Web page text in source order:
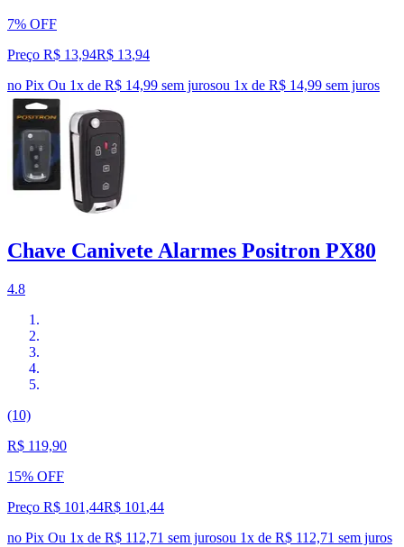
7% OFF
Preço R$ 13,94R$ 13,94
no Pix Ou 1x de R$ 14,99 sem jurosou 1x de R$ 14,99 sem juros
Chave Canivete Alarmes Positron PX80
4.8
(10)
R$ 119,90
15% OFF
Preço R$ 101,44R$ 101 ,44
no Pix Ou 1x de R$ 112,71 sem jurosou 1x de R$ 112,71 sem juros